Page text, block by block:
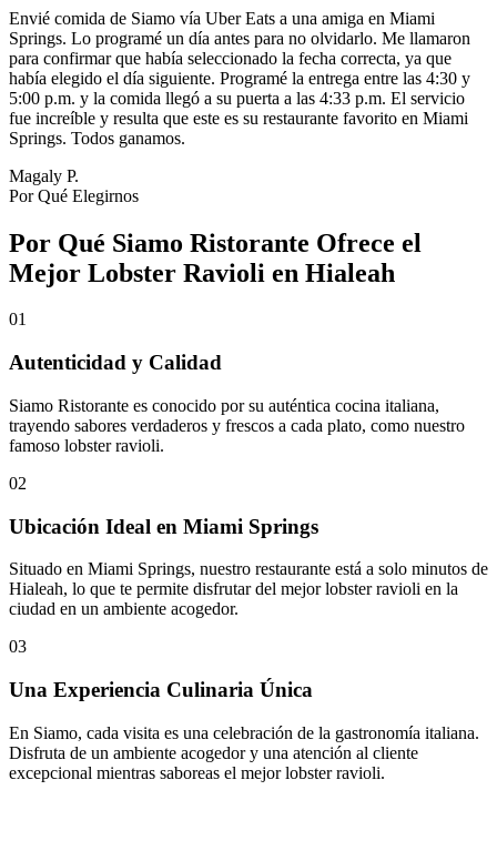
Envié comida de Siamo vía Uber Eats a una amiga en Miami
Springs. Lo programé un día antes para no olvidarlo. Me llamaron
para confirmar que había seleccionado la fecha correcta, ya que
había elegido el día siguiente. Programé la entrega entre las 4:30 y
5:00 p.m. y la comida llegó a su puerta a las 4:33 p.m. El servicio
fue increíble y resulta que este es su restaurante favorito en Miami
Springs. Todos ganamos.
Magaly P.
Por Qué Elegirnos
Por Qué Siamo Ristorante Ofrece el
Mejor Lobster Ravioli en Hialeah
01
Autenticidad y Calidad
Siamo Ristorante es conocido por su auténtica cocina italiana,
trayendo sabores verdaderos y frescos a cada plato, como nuestro
famoso lobster ravioli.
02
Ubicación Ideal en Miami Springs
Situado en Miami Springs, nuestro restaurante está a solo minutos de
Hialeah, lo que te permite disfrutar del mejor lobster ravioli en la
ciudad en un ambiente acogedor.
03
Una Experiencia Culinaria Única
En Siamo, cada visita es una celebración de la gastronomía italiana.
Disfruta de un ambiente acogedor y una atención al cliente
excepcional mientras saboreas el mejor lobster ravioli.